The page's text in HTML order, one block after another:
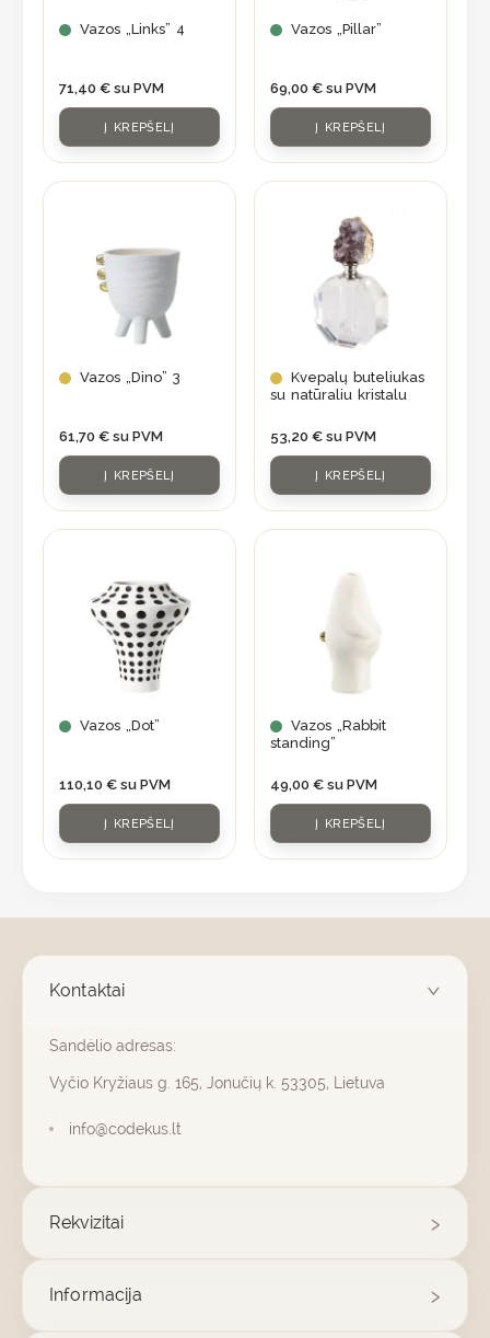
Vazos „Links” 4
71,40 € su PVM
Į KREPŠELĮ
Vazos „Pillar”
69,00 € su PVM
Į KREPŠELĮ
Vazos „Dino” 3
61,70 € su PVM
Į KREPŠELĮ
Kvepalų buteliukas
su natūraliu kristalu
53,20 € su PVM
Į KREPŠELĮ
Vazos „Dot”
110,10 € su PVM
Į KREPŠELĮ
Vazos „Rabbit
standing”
49,00 € su PVM
Į KREPŠELĮ
Kontaktai
Sandėlio adresas:
Vyčio Kryžiaus g. 165, Jonučių k. 53305, Lietuva
info@codekus.lt
Rekvizitai
Informacija